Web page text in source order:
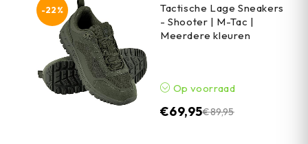
-22%
Tactische Lage Sneakers
- Shooter | M-Tac |
Meerdere kleuren
Op voorraad
€89,95
€69,95